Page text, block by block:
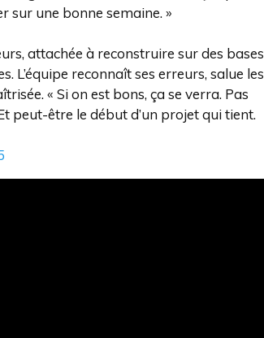
sur une bonne semaine. »
attachée à reconstruire sur des bases
L’équipe reconnaît ses erreurs, salue les
« Si on est bons, ça se verra. Pas
peut-être le début d’un projet qui tient.